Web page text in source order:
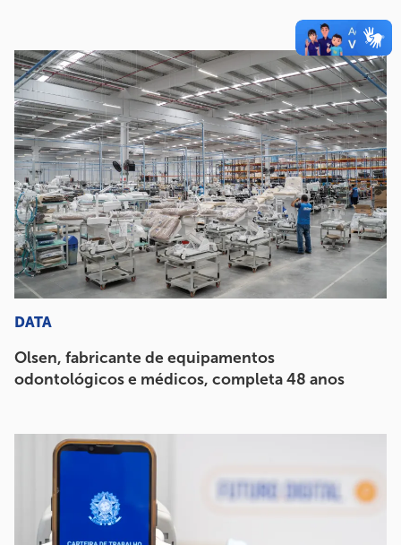
DATA
Olsen, fabricante de equipamentos
odontológicos e médicos, completa 48 anos